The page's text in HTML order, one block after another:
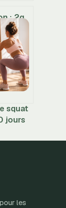
: 2g
par
squat
jours
et ses
les